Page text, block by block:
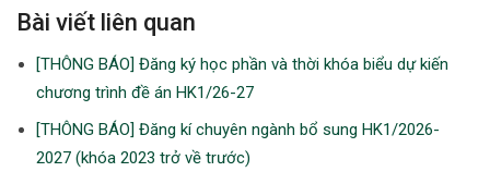
Bài viết liên quan
[THÔNG BÁO] Đăng ký học phần và thời khóa biểu dự kiến
chương trình đề án HK1/26-27
[THÔNG BÁO] Đăng kí chuyên ngành bổ sung HK1/2026-
2027 (khóa 2023 trở về trước)